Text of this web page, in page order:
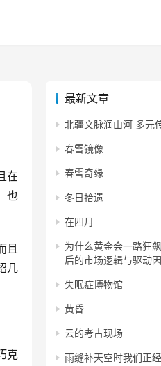
在
也
且
几
克
最新文章
北疆文脉润山河 多元
春雪镜像
春雪奇缘
冬日拾遗
在四月
为什么黄金会一路狂
后的市场逻辑与驱动
失眠症博物馆
黄昏
云的考古现场
雨缝补天空时我们正